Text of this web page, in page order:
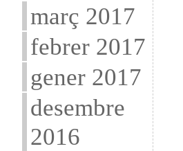
març 2017
febrer 2017
gener 2017
desembre
2016